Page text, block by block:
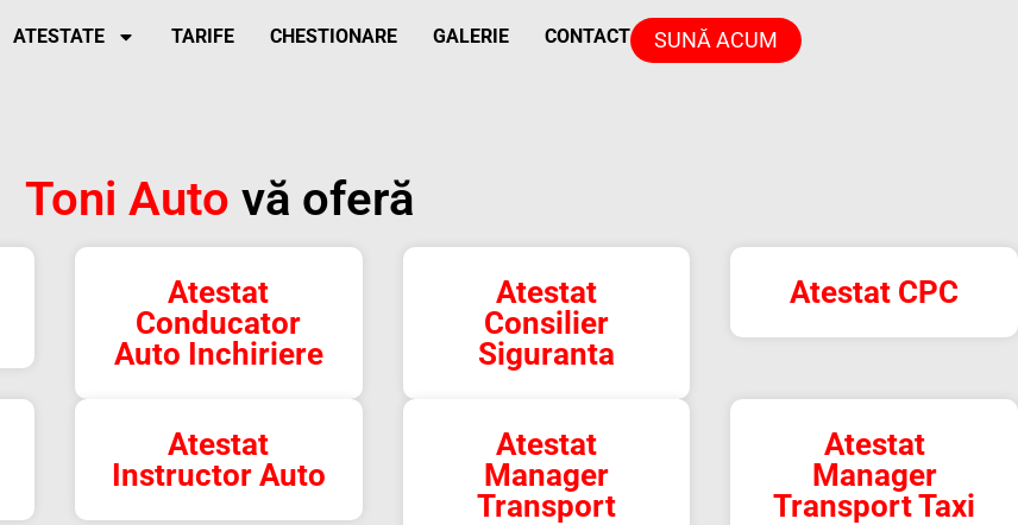
ATESTATE TARIFE CHESTIONARE GALERIE CONTACT SUNĂ ACUM
Toni Auto vă oferă
Atestat
Conducator
Auto Inchiriere
Atestat
Consilier
Siguranta
Atestat CPC
Atestat
Instructor Auto
Atestat
Manager
Transport
Atestat
Manager
Transport Taxi